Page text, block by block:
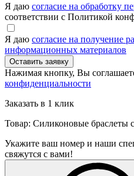
Я даю согласие на обработку
соответствии с Политикой
Я даю согласие на получение
информационных материалов
Нажимая кнопку, Вы
конфиденциальности
Заказать в 1 клик
Товар: Силиконовые браслеты
Укажите ваш номер и наши
свяжутся с вами!